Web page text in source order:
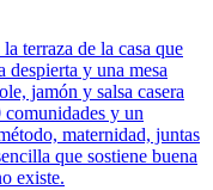
terraza de la casa que
despierta y una mesa
jamón y salsa casera
y un
maternidad, juntas
que sostiene buena
existe.